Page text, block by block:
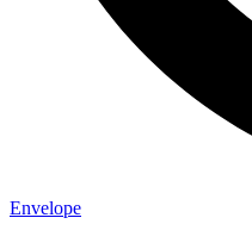
Envelope